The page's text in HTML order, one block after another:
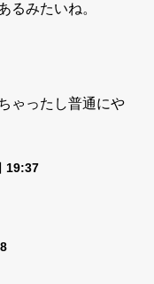
るみたいね。
ゃったし普通にや
19:37